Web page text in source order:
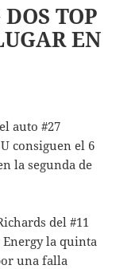
TOP
EN
auto #27
consiguen el 6
la segunda de
del #11
Energy la quinta
una falla